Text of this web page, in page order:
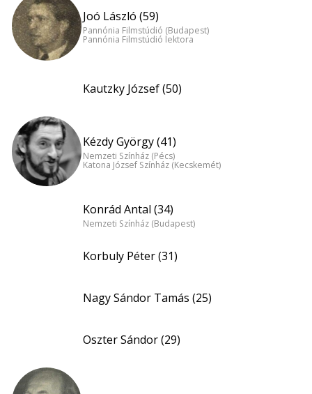
Joó László (59)
Pannónia Filmstúdió (Budapest)
Pannónia Filmstúdió lektora
Kautzky József (50)
Kézdy György (41)
Nemzeti Színház (Pécs)
Katona József Színház (Kecskemét)
Konrád Antal (34)
Nemzeti Színház (Budapest)
Korbuly Péter (31)
Nagy Sándor Tamás (25)
Oszter Sándor (29)